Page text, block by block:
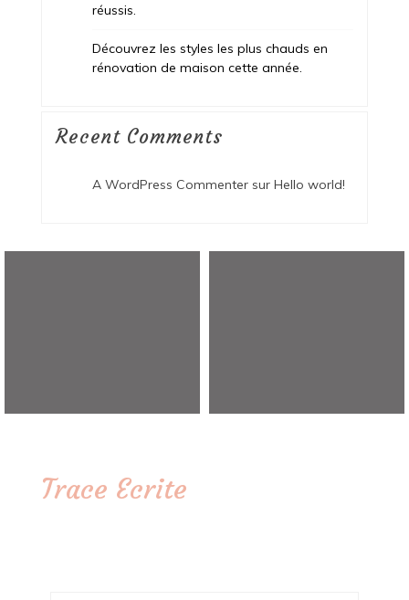
réussis.
Découvrez les styles les plus chauds en
rénovation de maison cette année.
Recent Comments
A WordPress Commentersur Hello world!
Trace Ecrite